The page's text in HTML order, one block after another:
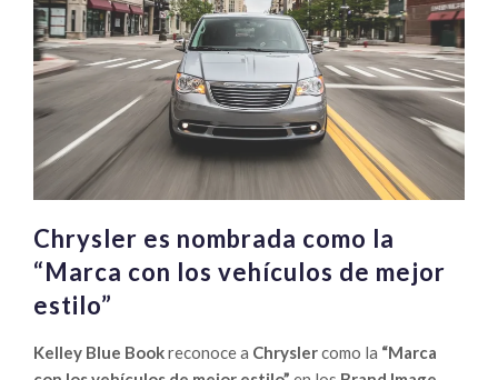
de
Cómputo
en
el
Estado
de
México
Chrysler es nombrada como la
“Marca con los vehículos de mejor
estilo”
Kelley Blue Bookreconoce a Chryslercomo la “Marca